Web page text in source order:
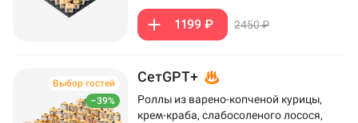
1199 ₽ 2450 ₽
–39%
Выбор гостей СетGPT+
Роллы из варено-копченой курицы,
крем-краба, слабосоленого лосося,